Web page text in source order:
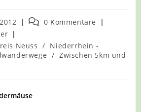
Beitrags-0 Kommentare
Neuss / Niederrhein -
/ Zwischen 5km und